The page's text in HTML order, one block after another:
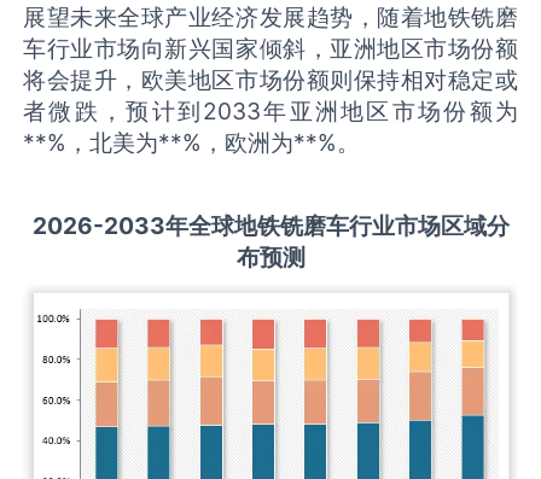
展望未来全球产业经济发展趋势，随着地铁铣磨
车行业市场向新兴国家倾斜，亚洲地区市场份额
将会提升，欧美地区市场份额则保持相对稳定或
者微跌，预计到2033年亚洲地区市场份额为
**%，北美为**%，欧洲为**%。
2026-2033年全球地铁铣磨车行业市场区域分
布预测